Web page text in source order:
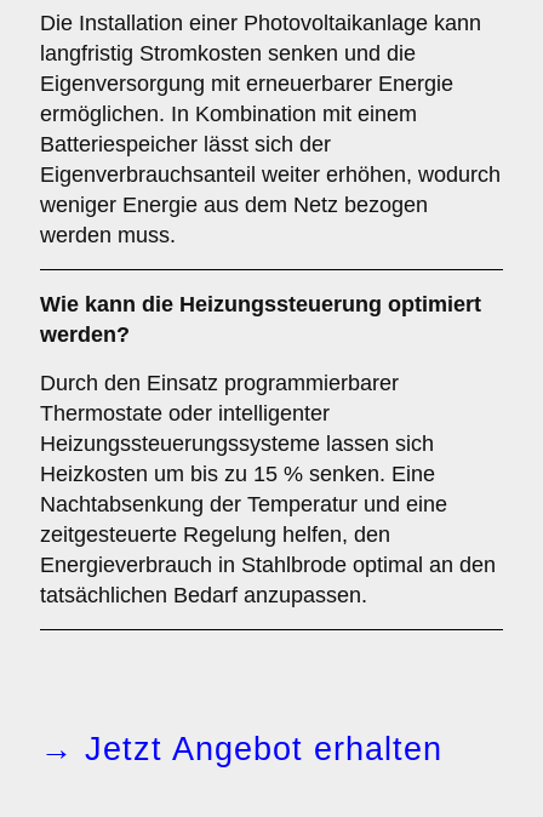
Die Installation einer Photovoltaikanlage kann
langfristig Stromkosten senken und die
Eigenversorgung mit erneuerbarer Energie
ermöglichen. In Kombination mit einem
Batteriespeicher lässt sich der
Eigenverbrauchsanteil weiter erhöhen, wodurch
weniger Energie aus dem Netz bezogen
werden muss.
Wie kann die Heizungssteuerung optimiert
werden?
Durch den Einsatz programmierbarer
Thermostate oder intelligenter
Heizungssteuerungssysteme lassen sich
Heizkosten um bis zu 15 % senken. Eine
Nachtabsenkung der Temperatur und eine
zeitgesteuerte Regelung helfen, den
Energieverbrauch in Stahlbrode optimal an den
tatsächlichen Bedarf anzupassen.
→ Jetzt Angebot erhalten